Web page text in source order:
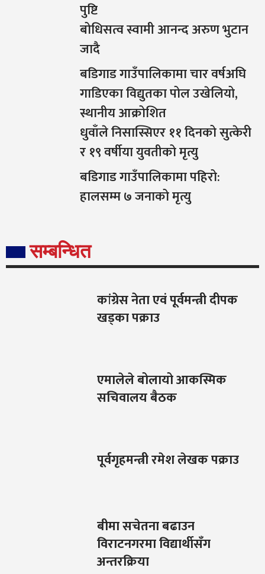
पुष्टि
बोधिसत्व स्वामी आनन्द अरुण भुटान
जादै
बडिगाड गाउँपालिकामा चार वर्षअघि
गाडिएका विद्युतका पोल उखेलियो,
स्थानीय आक्रोशित
धुवाँले निसास्सिएर ११ दिनको सुत्केरी
र १९ वर्षीया युवतीको मृत्यु
बडिगाड गाउँपालिकामा पहिरो:
हालसम्म ७ जनाको मृत्यु
सम्बन्धित
कांग्रेस नेता एवं पूर्वमन्त्री दीपक
खड्का पक्राउ
एमालेले बोलायो आकस्मिक
सचिवालय बैठक
पूर्वगृहमन्त्री रमेश लेखक पक्राउ
बीमा सचेतना बढाउन
विराटनगरमा विद्यार्थीसँग
अन्तरक्रिया